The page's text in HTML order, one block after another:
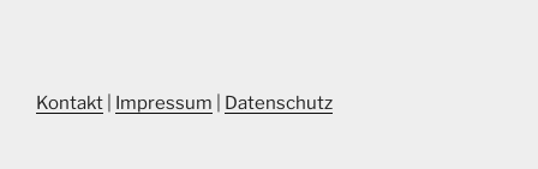
Kontakt Impressum Datenschutz